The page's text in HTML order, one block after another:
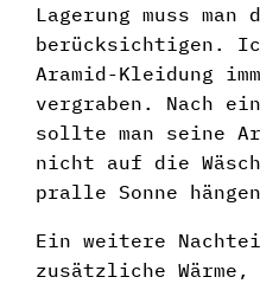
Lagerung muss man
berücksichtigen.
Aramid-Kleidung
vergraben. Nach
sollte man seine
nicht auf die
pralle Sonne
Ein weitere
zusätzliche